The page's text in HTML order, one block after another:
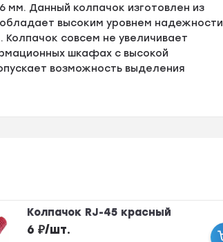
мм. Данный колпачок изготовлен из
высоким уровнем надежности
совсем не увеличивает
шкафах с высокой
возможность выделения
Колпачок RJ-45 красный
6 ₽/шт.